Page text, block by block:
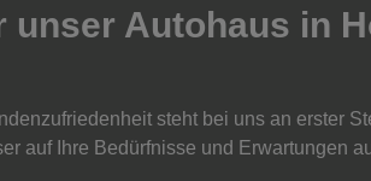
unser Autohaus in
steht bei uns an erster
auf Ihre Bedürfnisse und Erwartungen